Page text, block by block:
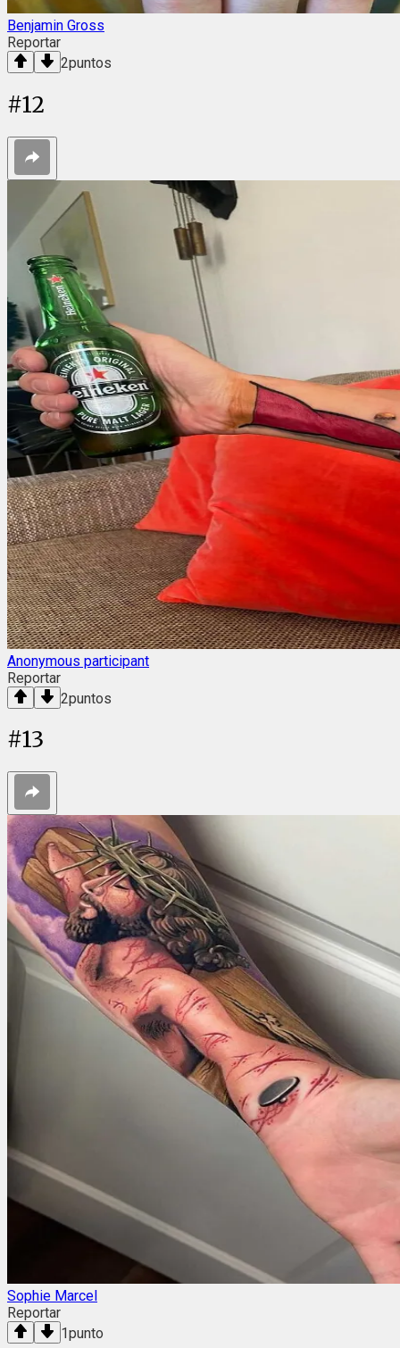
Benjamin Gross
Reportar
2puntos
#12
Anonymous participant
Reportar
2puntos
#13
Sophie Marcel
Reportar
1punto